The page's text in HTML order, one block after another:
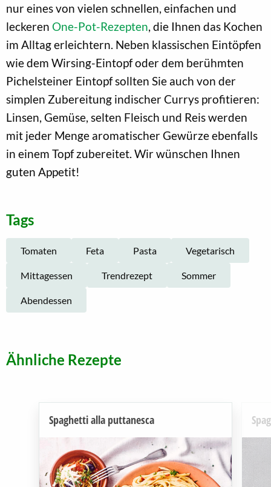
nur eines von vielen schnellen, einfachen und
leckeren One-Pot-Rezepten, die Ihnen das Kochen
im Alltag erleichtern. Neben klassischen Eintöpfen
wie dem Wirsing-Eintopf oder dem berühmten
Pichelsteiner Eintopf sollten Sie auch von der
simplen Zubereitung indischer Currys profitieren:
Linsen, Gemüse, selten Fleisch und Reis werden
mit jeder Menge aromatischer Gewürze ebenfalls
in einem Topf zubereitet. Wir wünschen Ihnen
guten Appetit!
Tags
Tomaten Feta Pasta Vegetarisch
Mittagessen Trendrezept Sommer
Abendessen
Ähnliche Rezepte
Spaghetti alla puttanesca